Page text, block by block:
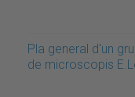
Pla general d'un
de microscopis